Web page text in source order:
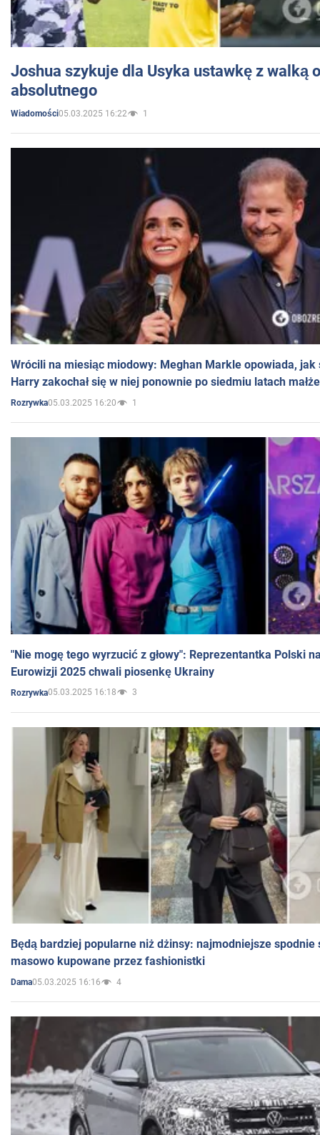
Joshua szykuje dla Usyka ustawkę z walką
absolutnego
Wiadomości05.03.2025 16:22 1
Wrócili na miesiąc miodowy: Meghan Markle opowiada, jak
Harry zakochał się w niej ponownie po siedmiu latach
Rozrywka05.03.2025 16:20 1
"Nie mogę tego wyrzucić z głowy": Reprezentantka Polski
Eurowizji 2025 chwali piosenkę Ukrainy
Rozrywka05.03.2025 16:18 3
Będą bardziej popularne niż dżinsy: najmodniejsze spodnie
masowo kupowane przez fashionistki
Dama05.03.2025 16:16 4